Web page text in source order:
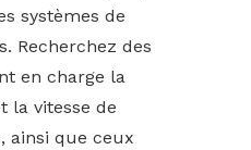
systèmes de
Recherchez des
en charge la
la vitesse de
ainsi que ceux